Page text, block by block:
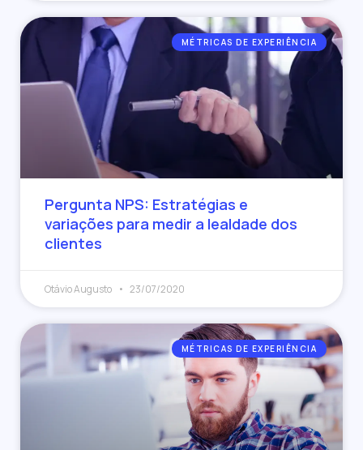
MÉTRICAS DE EXPERIÊNCIA
Pergunta NPS: Estratégias e
variações para medir a lealdade dos
clientes
Otávio Augusto 23/07/2020
MÉTRICAS DE EXPERIÊNCIA